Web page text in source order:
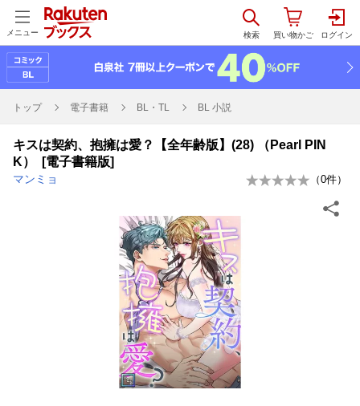
メニュー
トップ 電子書籍 BL・TL BL 小説
キスは契約、抱擁は愛？【全年齢版】(28) （Pearl PIN
K） [電子書籍版]
マンミョ （0件）